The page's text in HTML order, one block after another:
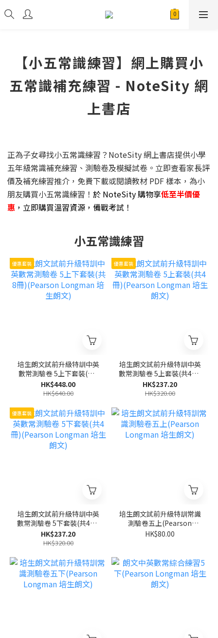
【小五常識練習】網上購買小
五常識補充練習 - NoteSity 網
上書店
正為子女尋找小五常識練習？NoteSity 網上書店提供小學
五年級常識補充練習、測驗卷及模擬試卷。立即查看家長評
價及補充練習推介，免費下載或閱讀教材 PDF 樣本，為小
朋友購買小五常識練習！ 於 NoteSity 購物享低至半價優
惠 ，立即購買溫習資源，備戰考試！
小五常識練習
優惠套裝
培生朗文試前升級特訓中英
數常測驗卷 5上下套裝(共8
冊)(Pearson Longman 培
生朗文)
HK$448.00
HK$640.00
優惠套裝
培生朗文試前升級特訓中英
數常測驗卷 5上套裝(共4冊)
(Pearson Longman 培生
朗文)
HK$237.20
HK$320.00
優惠套裝
培生朗文試前升級特訓中英
數常測驗卷 5下套裝(共4冊)
(Pearson Longman 培生
朗文)
HK$237.20
HK$320.00
培生朗文試前升級特訓常識
測驗卷五上(Pearson
Longman 培生朗文)
HK$80.00